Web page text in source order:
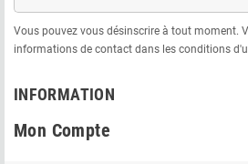
Vous pouvez vous désinscrire à tout moment.
informations de contact dans les conditions
INFORMATION
Mon Compte